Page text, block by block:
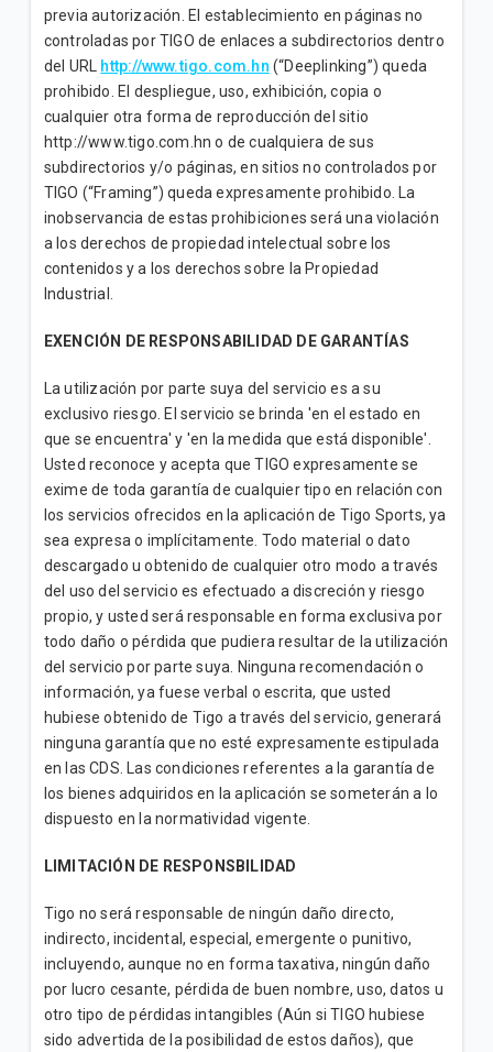
previa autorización. El establecimiento en páginas no
controladas por TIGO de enlaces a subdirectorios dentro
del URL http://www.tigo.com.hn (“Deeplinking”) queda
prohibido. El despliegue, uso, exhibición, copia o
cualquier otra forma de reproducción del sitio
http://www.tigo.com.hn o de cualquiera de sus
subdirectorios y/o páginas, en sitios no controlados por
TIGO (“Framing”) queda expresamente prohibido. La
inobservancia de estas prohibiciones será una violación
a los derechos de propiedad intelectual sobre los
contenidos y a los derechos sobre la Propiedad
Industrial.
EXENCIÓN DE RESPONSABILIDAD DE GARANTÍAS
La utilización por parte suya del servicio es a su
exclusivo riesgo. El servicio se brinda 'en el estado en
que se encuentra' y 'en la medida que está disponible'.
Usted reconoce y acepta que TIGO expresamente se
exime de toda garantía de cualquier tipo en relación con
los servicios ofrecidos en la aplicación de Tigo Sports, ya
sea expresa o implícitamente. Todo material o dato
descargado u obtenido de cualquier otro modo a través
del uso del servicio es efectuado a discreción y riesgo
propio, y usted será responsable en forma exclusiva por
todo daño o pérdida que pudiera resultar de la utilización
del servicio por parte suya. Ninguna recomendación o
información, ya fuese verbal o escrita, que usted
hubiese obtenido de Tigo a través del servicio, generará
ninguna garantía que no esté expresamente estipulada
en las CDS. Las condiciones referentes a la garantía de
los bienes adquiridos en la aplicación se someterán a lo
dispuesto en la normatividad vigente.
LIMITACIÓN DE RESPONSBILIDAD
Tigo no será responsable de ningún daño directo,
indirecto, incidental, especial, emergente o punitivo,
incluyendo, aunque no en forma taxativa, ningún daño
por lucro cesante, pérdida de buen nombre, uso, datos u
otro tipo de pérdidas intangibles (Aún si TIGO hubiese
sido advertida de la posibilidad de estos daños), que